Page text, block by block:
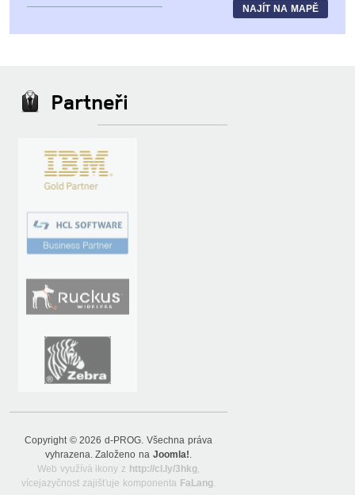
NAJÍT NA MAPĚ
Partneři
Copyright © 2026 d-PROG. Všechna práva
vyhrazena. Založeno naJoomla!.
Web využívá ikony z http://cl.ly/3hkg,
vícejazyčnost zajišťuje komponenta FaLang.